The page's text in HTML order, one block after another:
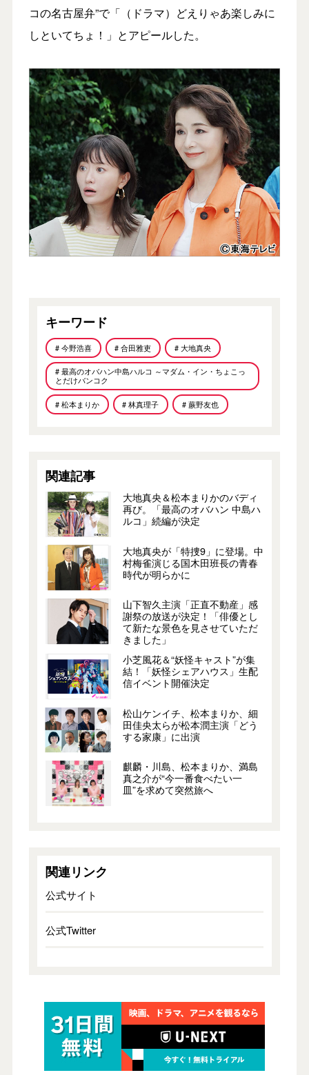
コの名古屋弁”で「（ドラマ）どえりゃあ楽しみに
しといてちょ！」とアピールした。
キーワード
# 今野浩喜 # 合田雅吏 # 大地真央
# 最高のオバハン中島ハルコ ～マダム・イン・ちょこっ
とだけバンコク
# 松本まりか # 林真理子 # 蕨野友也
関連記事
大地真央＆松本まりかのバディ
再び。「最高のオバハン 中島ハ
ルコ」続編が決定
大地真央が「特捜9」に登場。中
村梅雀演じる国木田班長の青春
時代が明らかに
山下智久主演「正直不動産」感
謝祭の放送が決定！「俳優とし
て新たな景色を見させていただ
きました」
小芝風花＆“妖怪キャスト”が集
結！「妖怪シェアハウス」生配
信イベント開催決定
松山ケンイチ、松本まりか、細
田佳央太らが松本潤主演「どう
する家康」に出演
麒麟・川島、松本まりか、満島
真之介が“今一番食べたい一
皿”を求めて突然旅へ
関連リンク
公式サイト
公式Twitter